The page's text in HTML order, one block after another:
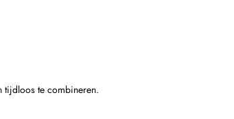
tijdloos te combineren.